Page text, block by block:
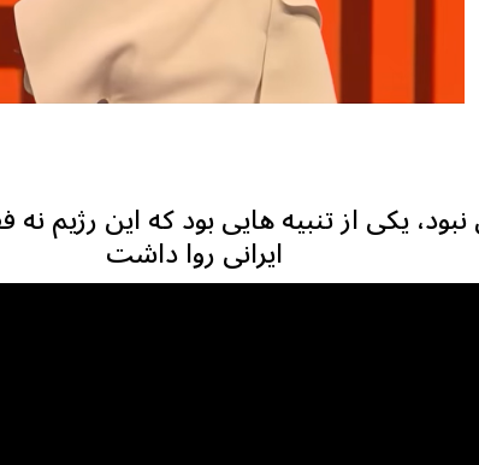
یکی از تنبیه هایی بود که این رژیم
ایرانی روا داشت